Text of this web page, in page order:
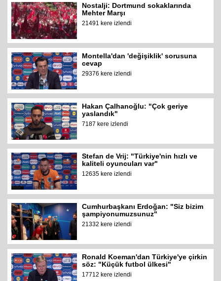
Nostalji: Dortmund sokaklarında
Mehter Marşı
21491 kere izlendi
Montella'dan 'değişiklik' sorusuna
cevap
29376 kere izlendi
Hakan Çalhanoğlu: "Çok geriye
yaslandık"
7187 kere izlendi
Stefan de Vrij: "Türkiye'nin hızlı ve
kaliteli oyuncuları var"
12635 kere izlendi
Cumhurbaşkanı Erdoğan: "Siz bizim
şampiyonumuzsunuz"
21332 kere izlendi
Ronald Koeman'dan Türkiye'ye çirkin
söz: "Küçük futbol ülkesi"
17712 kere izlendi